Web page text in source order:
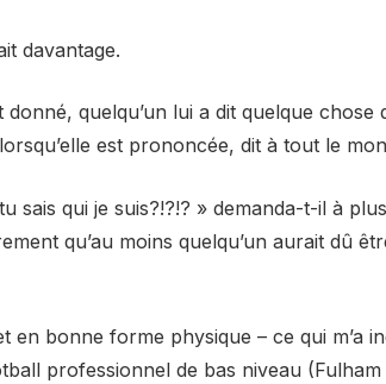
davantage.
quelqu’un lui a dit quelque
est prononcée, dit à tout le
sais qui je suis?!?!? » demanda-t-il à
qu’au moins quelqu’un aurait dû
en bonne forme physique – ce qui m’a
professionnel de bas niveau